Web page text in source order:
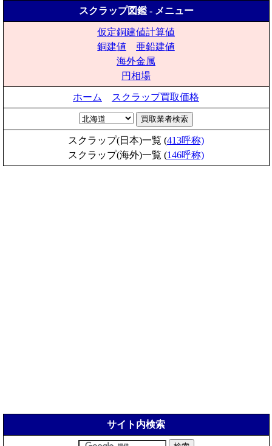
スクラップ図鑑 - メニュー
仮定銅建値計算値
銅建値
亜鉛建値
海外金属
円相場
ホーム スクラップ買取価格
スクラップ(日本)一覧 (413呼称)
スクラップ(海外)一覧 (146呼称)
サイト内検索